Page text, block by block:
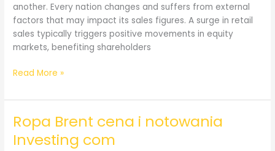
another. Every nation changes and suffers from external
factors that may impact its sales figures. A surge in retail
sales typically triggers positive movements in equity
markets, benefiting shareholders
Retail
Definition
Read More »
Ropa Brent cena i notowania
Investing com